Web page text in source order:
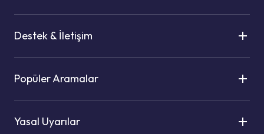
Destek & İletişim
Popüler Aramalar
Yasal Uyarılar